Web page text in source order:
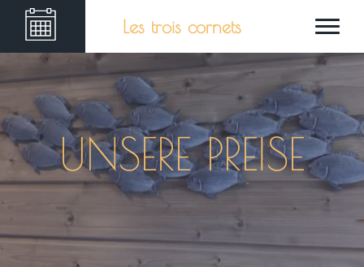
Les trois cornets
UNSERE PREISE